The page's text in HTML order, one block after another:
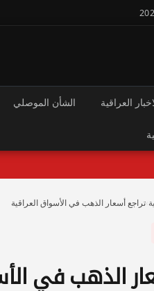
العراقية الشأن الموصلي
تراجع أسعار الذهب في الأسواق العراقية
الذهب في